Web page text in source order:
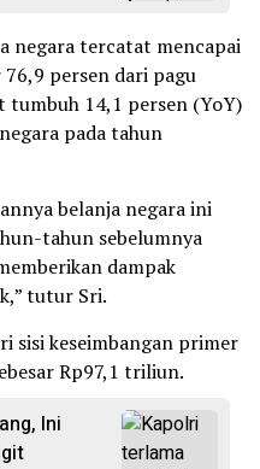
negara tercatat mencapai
persen dari pagu
tumbuh 14,1 persen (YoY)
pada tahun
belanja negara ini
tahun sebelumnya
dampak
tutur Sri.
sisi keseimbangan primer
Rp97,1 triliun.
Ini